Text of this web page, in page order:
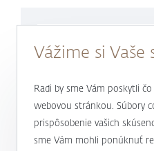
Sme tu pre Vás
0800 900
alebo +421 232 607
Vážime si Vaše
Radi by sme Vám poskytli
webovou stránkou. Súbory
prispôsobenie vašich
sme Vám mohli ponúknuť